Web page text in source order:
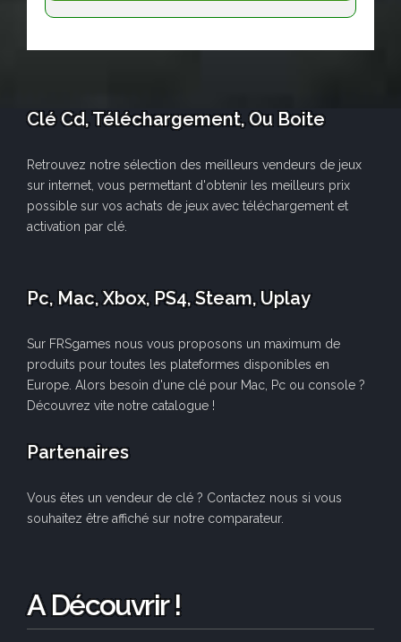
Clé Cd, Téléchargement, Ou Boite
Retrouvez notre sélection des meilleurs vendeurs de jeux
sur internet, vous permettant d'obtenir les meilleurs prix
possible sur vos achats de jeux avec téléchargement et
activation par clé.
Pc, Mac, Xbox, PS4, Steam, Uplay
Sur FRSgames nous vous proposons un maximum de
produits pour toutes les plateformes disponibles en
Europe. Alors besoin d'une clé pour Mac, Pc ou console ?
Découvrez vite notre catalogue !
Partenaires
Vous êtes un vendeur de clé ? Contactez nous si vous
souhaitez être affiché sur notre comparateur.
A Découvrir !